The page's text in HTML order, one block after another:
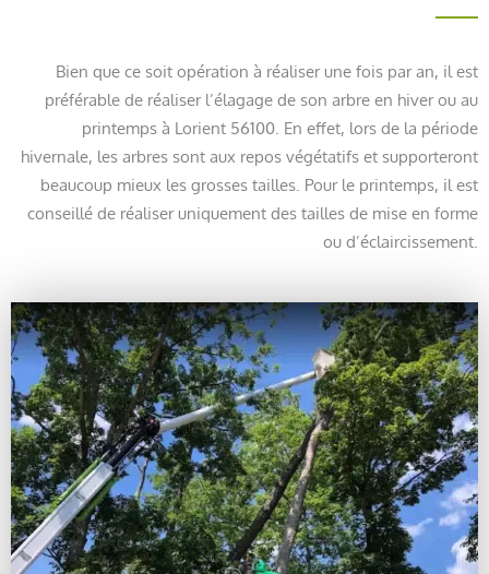
Bien que ce soit opération à réaliser une fois par an, il est
préférable de réaliser l’élagage de son arbre en hiver ou au
printemps à Lorient 56100. En effet, lors de la période
hivernale, les arbres sont aux repos végétatifs et supporteront
beaucoup mieux les grosses tailles. Pour le printemps, il est
conseillé de réaliser uniquement des tailles de mise en forme
ou d’éclaircissement.